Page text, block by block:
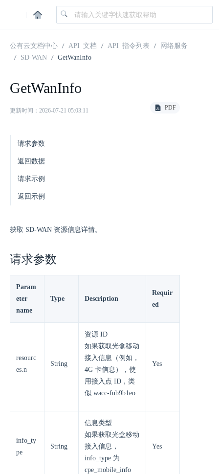
|
公有云文档中心 API 文档 API 指令列表
网络服务
SD-WAN
GetWanInfo
GetWanInfo
更新时间：2026-07-21 05:03:11 PDF
请求参数
返回数据
请求示例
返回示例
获取 SD-WAN 资源信息详情。
请求参数
Param
eter
name
Type Description
Requir
ed
resourc
es.n
String
资源 ID
如果获取光盒移动
接入信息（例如，
4G 卡信息），使
用接入点 ID，类
似 wacc-fub9b1eo
Yes
info_ty
pe
String
信息类型
如果获取光盒移动
接入信息，
info_type 为
cpe_mobile_info
Yes